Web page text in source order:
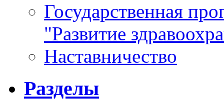
Государственная
"Развитие
Наставничество
Разделы